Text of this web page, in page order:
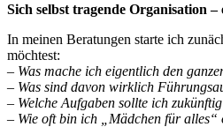
Sich selbst tragende Organisation
In meinen Beratungen starte ich
möchtest:
– Was mache ich eigentlich den
– Was sind davon wirklich
– Welche Aufgaben sollte ich
– Wie oft bin ich „Mädchen für